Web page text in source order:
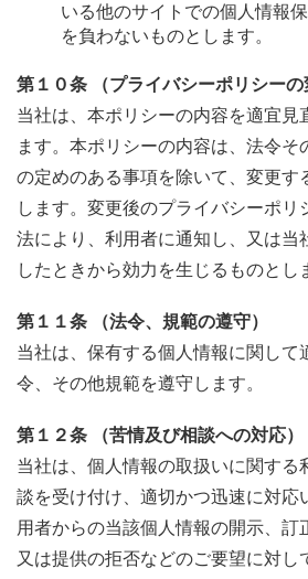
いる他のサイトでの個人情報
を負わないものとします。
第１０条 （プライバシーポリシーの
当社は、本ポリシーの内容を適宜見
ます。本ポリシーの内容は、法令そ
の定めのある事項を除いて、変更す
します。変更後のプライバシーポリ
法により、利用者に通知し、又は当
したときから効力を生じるものとし
第１１条 （法令、規範の遵守）
当社は、保有する個人情報に関して
令、その他規範を遵守します。
第１２条 （苦情及び相談への対応）
当社は、個人情報の取扱いに関する
談を受け付け、適切かつ迅速に対応
用者からの当該個人情報の開示、訂
又は提供の拒否などのご要望に対し